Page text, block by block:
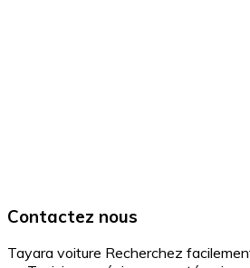
Contactez nous
Tayara voiture Recherchez